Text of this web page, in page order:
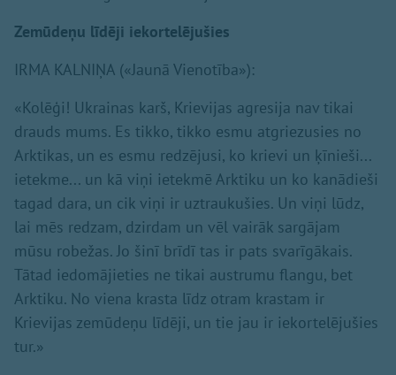
Zemūdeņu līdēji iekortelējušies
IRMA KALNIŅA («Jaunā Vienotība»):
«Kolēģi! Ukrainas karš, Krievijas agresija nav tikai
drauds mums. Es tikko, tikko esmu atgriezusies no
Arktikas, un es esmu redzējusi, ko krievi un ķīnieši...
ietekme... un kā viņi ietekmē Arktiku un ko kanādieši
tagad dara, un cik viņi ir uztraukušies. Un viņi lūdz,
lai mēs redzam, dzirdam un vēl vairāk sargājam
mūsu robežas. Jo šinī brīdī tas ir pats svarīgākais.
Tātad iedomājieties ne tikai austrumu flangu, bet
Arktiku. No viena krasta līdz otram krastam ir
Krievijas zemūdeņu līdēji, un tie jau ir iekortelējušies
tur.»